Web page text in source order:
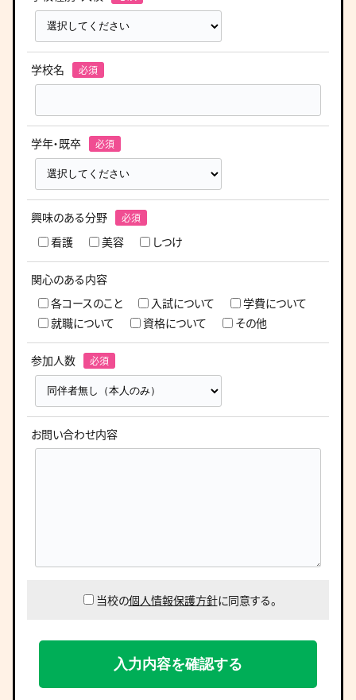
学校名
学年・既卒
興味のある分野
看護
美容 しつけ
関心のある内容
各コースのこと
入試について
学費について
就職について
資格について その他
参加人数
お問い合わせ内容
当校の個人情報保護方針に同意する。